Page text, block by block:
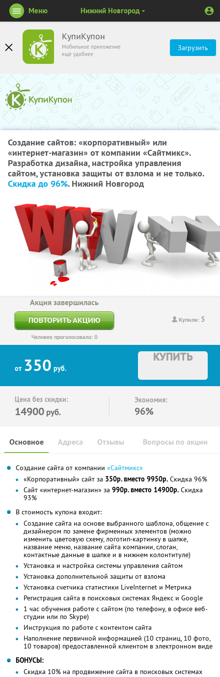
КупиКупон
Мобильное приложение
ещё удобнее
Загрузить
Меню Нижний Новгород
Создание сайтов: «корпоративный» или
«интернет-магазин» от компании «Сайтмикс».
Разработка дизайна, настройка управления
сайтом, установка защиты от взлома и не только.
Скидка до 96%. Нижний Новгород
Купили: 5
Акция завершилась
ПОВТОРИТЬ АКЦИЮ
Человек проголосовало: 0
от 350 руб.
КУПИТЬ
Цена без скидки:
14900 руб.
Экономия:
96%
Основное Отзывы Вопросы по акции
Адреса
Создание сайта от компании «Сайтмикс»
«Корпоративный» сайт за 350р. вместо 9950р. Скидка 96%
Сайт «интернет-магазин» за 990р. вместо 14900р. Скидка
93%
В стоимость купона входит:
Создание сайта на основе выбранного шаблона, общение с
дизайнером по замене фирменных элементов (можно
изменить цветовую схему, логотип-картинку в шапке,
название меню, название сайта компании, слоган,
контактные данные в шапке и в нижнем колонтитуле)
Установка и настройка системы управления сайтом
Установка дополнительной защиты от взлома
Установка счетчика статистики LiveInternet и Метрика
Регистрация сайта в поисковых системах Яндекс и Google
1 час обучения работе с сайтом (по телефону, в офисе веб-
студии или по Skype)
Инструкция по работе с контентом сайта
Наполнение первичной информацией (10 страниц, 10 фото,
10 товаров) предоставленной клиентом в электронном виде
БОНУСЫ:
Скидка 10% на продвижение сайта в поисковых системах